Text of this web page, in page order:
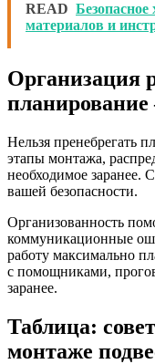
READ
материалов и
Организация
планирование
Нельзя пренебрегать
этапы монтажа,
необходимое заранее.
вашей безопасности.
Организованность
коммуникационные
работу максимально
с помощниками,
заранее.
Таблица:
монтаже